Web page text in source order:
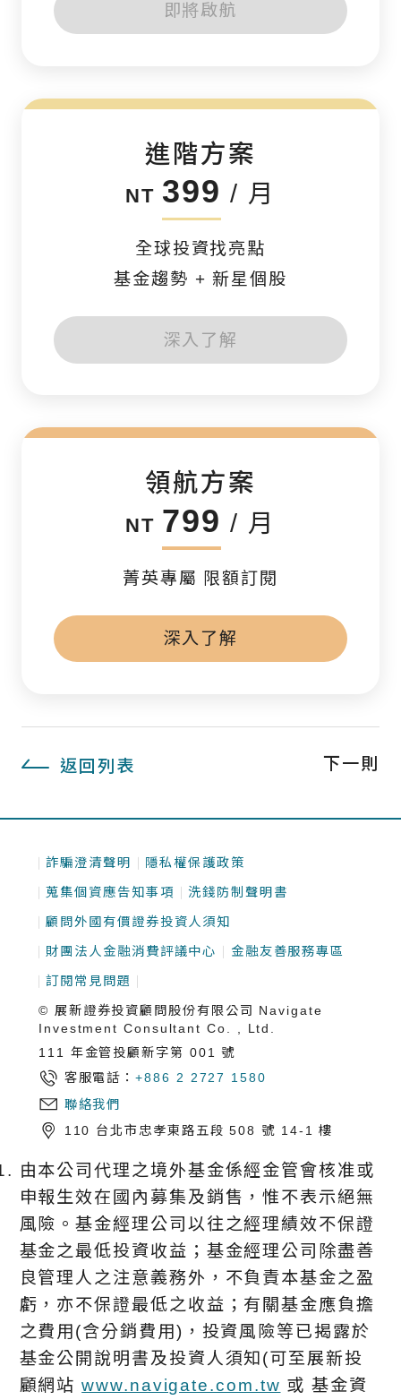
即將啟航
進階方案
NT 399 / 月
全球投資找亮點
基金趨勢 + 新星個股
深入了解
領航方案
NT 799 / 月
菁英專屬 限額訂閱
深入了解
返回列表 下一則
詐騙澄清聲明 隱私權保護政策
蒐集個資應告知事項 洗錢防制聲明書
顧問外國有價證券投資人須知
財團法人金融消費評議中心 金融友善服務專區
訂閱常見問題
© 展新證券投資顧問股份有限公司 Navigate
Investment Consultant Co. , Ltd.
111 年金管投顧新字第 001 號
客服電話：+886 2 2727 1580
聯絡我們
110 台北市忠孝東路五段 508 號 14-1 樓
由本公司代理之境外基金係經金管會核准或
申報生效在國內募集及銷售，惟不表示絕無
風險。基金經理公司以往之經理績效不保證
基金之最低投資收益；基金經理公司除盡善
良管理人之注意義務外，不負責本基金之盈
虧，亦不保證最低之收益；有關基金應負擔
之費用(含分銷費用)，投資風險等已揭露於
基金公開說明書及投資人須知(可至展新投
顧網站www.navigate.com.tw 或 基金資